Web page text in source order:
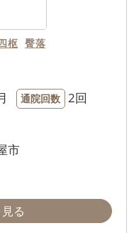
枢 臀落
通院回数 2回
市
る